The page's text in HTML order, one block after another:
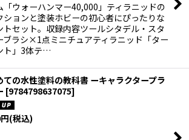
「ウォーハンマー40,000」ティラニッドの
ションと塗装ホビーの初心者にぴったりな
トセット。収録内容ツールシタデル・スタ
ブラシ×1点ミニチュアティラニッド「ター
ト」3体テ…
ての水性塗料の教科書 ーキャラクタープラ
[9784798637075]
円(税込)